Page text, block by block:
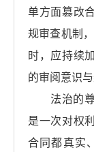
单方面篡改
规审查机制
时，应持续
的审阅意识与
法治的尊
是一次对权
合同都真实